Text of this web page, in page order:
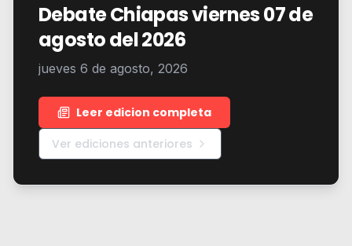
Debate Chiapas viernes 07 de
agosto del 2026
jueves 6 de agosto, 2026
Leer edicion completa
Ver ediciones anteriores